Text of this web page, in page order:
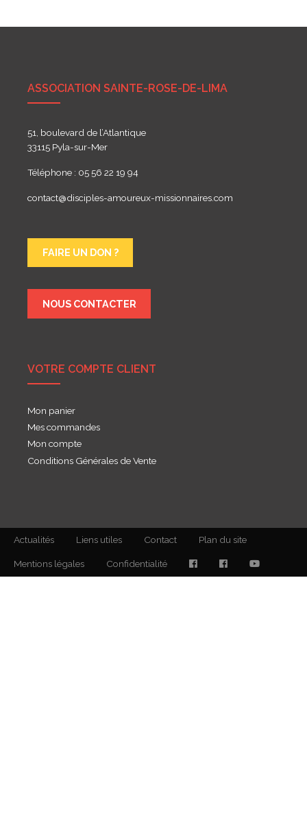
ASSOCIATION SAINTE-ROSE-DE-LIMA
51, boulevard de l’Atlantique
33115 Pyla-sur-Mer
Téléphone : 05 56 22 19 94
contact@disciples-amoureux-missionnaires.com
FAIRE UN DON ?
NOUS CONTACTER
VOTRE COMPTE CLIENT
Mon panier
Mes commandes
Mon compte
Conditions Générales de Vente
Actualités Liens utiles Contact Plan du site
Mentions légales Confidentialité